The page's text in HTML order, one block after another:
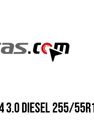
3.0 DIESEL 255/